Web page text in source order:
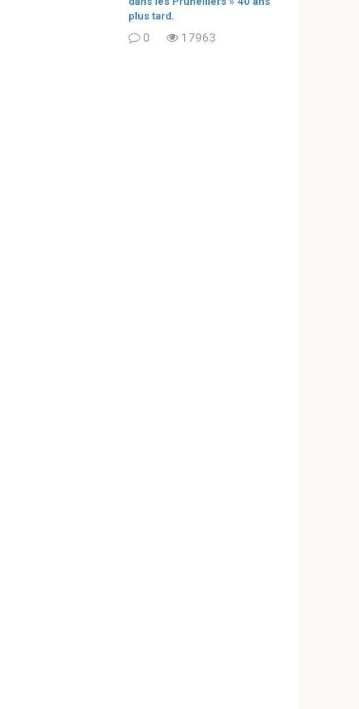
plus tard.
0 17963